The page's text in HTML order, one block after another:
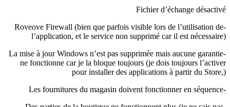
Fichier d’échange désactivé
-Roveove Firewall (bien que parfois visible lors de l’utilisation de
l’application, et le service non supprimé car il est nécessaire)
-La mise à jour Windows n’est pas supprimée mais aucune garantie
ne fonctionne car je la bloque toujours (je dois toujours l’activer
pour installer des applications à partir du Store,)
-Les fournitures du magasin doivent fonctionner en séquence